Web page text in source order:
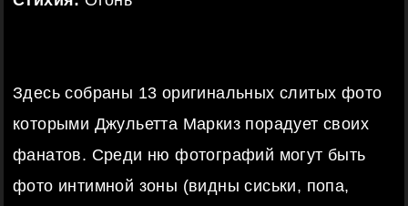
Здесь собраны 13 оригинальных слитых фото
которыми Джульетта Маркиз порадует своих
фанатов. Среди ню фотографий могут быть
фото интимной зоны (видны сиськи, попа,